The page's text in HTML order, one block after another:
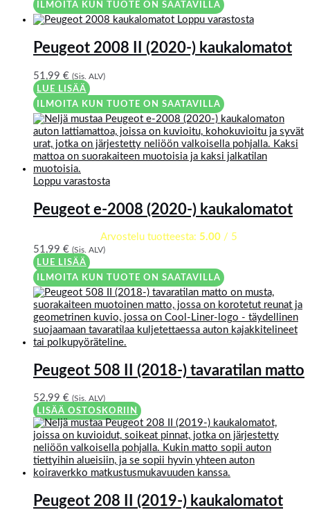
ILMOITA KUN TUOTE ON SAATAVILLA
Loppu varastosta
Peugeot 2008 II (2020-) kaukalomatot
51,99 € (Sis. ALV)
LUE LISÄÄ
ILMOITA KUN TUOTE ON SAATAVILLA
Loppu varastosta
Peugeot e-2008 (2020-) kaukalomatot
Arvostelu tuotteesta: 5.00 / 5
51,99 € (Sis. ALV)
LUE LISÄÄ
ILMOITA KUN TUOTE ON SAATAVILLA
Peugeot 508 II (2018-) tavaratilan matto
52,99 € (Sis. ALV)
LISÄÄ OSTOSKORIIN
Peugeot 208 II (2019-) kaukalomatot